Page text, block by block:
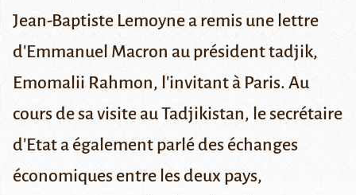
Jean-Baptiste Lemoyne a remis une lettre
d'Emmanuel Macron au président tadjik,
Emomalii Rahmon, l'invitant à Paris. Au
cours de sa visite au Tadjikistan, le secrétaire
d'Etat a également parlé des échanges
économiques entre les deux pays,